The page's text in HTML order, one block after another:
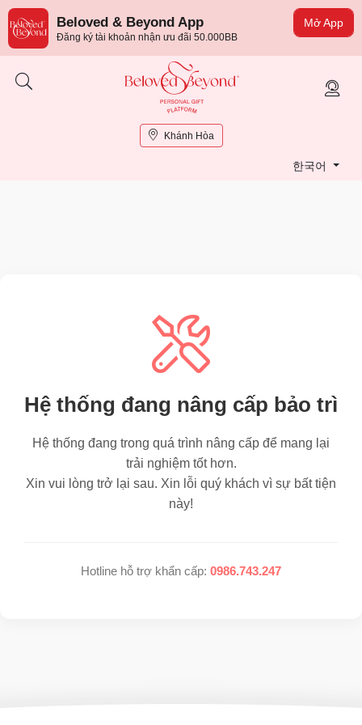
Mở App
Beloved & Beyond App
Đăng ký tài khoản nhận ưu đãi 50.000BB
Khánh Hòa
한국어
Hệ thống đang nâng cấp bảo trì
Hệ thống đang trong quá trình nâng cấp để mang lại
trải nghiệm tốt hơn.
Xin vui lòng trở lại sau. Xin lỗi quý khách vì sự bất tiện
này!
Hotline hỗ trợ khẩn cấp: 0986.743.247